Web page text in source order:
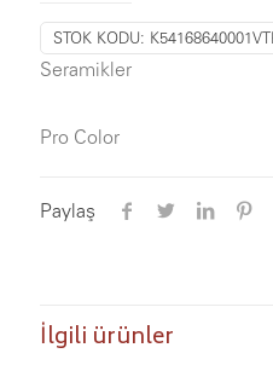
STOK KODU:
Seramikler
Pro Color
Paylaş
İlgili ürünler